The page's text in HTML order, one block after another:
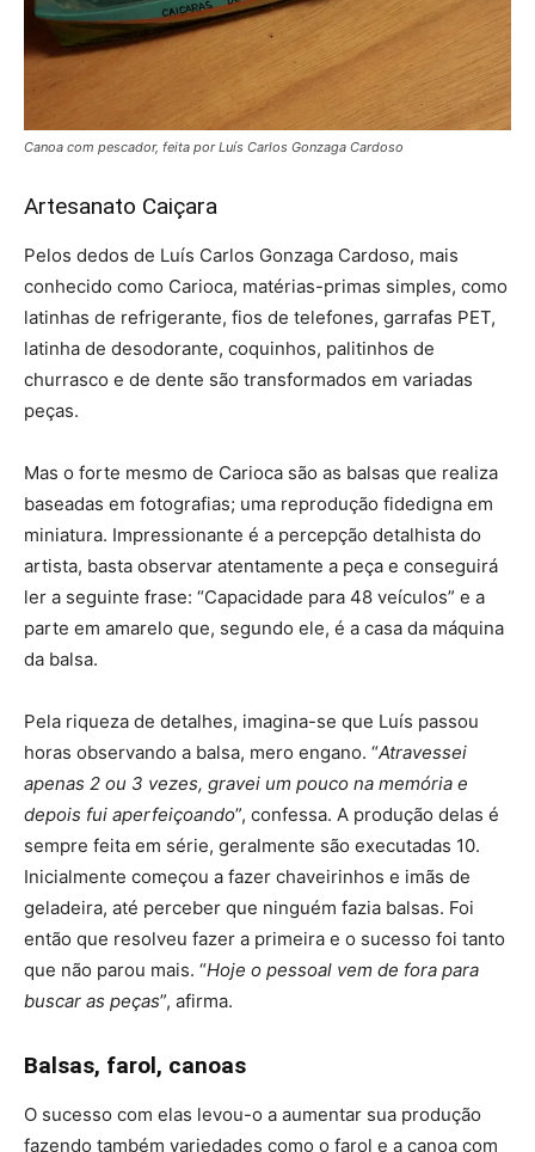
Canoa com pescador, feita por Luís Carlos Gonzaga Cardoso
Artesanato Caiçara
Pelos dedos de Luís Carlos Gonzaga Cardoso, mais
conhecido como Carioca, matérias-primas simples, como
latinhas de refrigerante, fios de telefones, garrafas PET,
latinha de desodorante, coquinhos, palitinhos de
churrasco e de dente são transformados em variadas
peças.
Mas o forte mesmo de Carioca são as balsas que realiza
baseadas em fotografias; uma reprodução fidedigna em
miniatura. Impressionante é a percepção detalhista do
artista, basta observar atentamente a peça e conseguirá
ler a seguinte frase: “Capacidade para 48 veículos” e a
parte em amarelo que, segundo ele, é a casa da máquina
da balsa.
Pela riqueza de detalhes, imagina-se que Luís passou
horas observando a balsa, mero engano. “Atravessei
apenas 2 ou 3 vezes, gravei um pouco na memória e
depois fui aperfeiçoando”, confessa. A produção delas é
sempre feita em série, geralmente são executadas 10.
Inicialmente começou a fazer chaveirinhos e imãs de
geladeira, até perceber que ninguém fazia balsas. Foi
então que resolveu fazer a primeira e o sucesso foi tanto
que não parou mais. “Hoje o pessoal vem de fora para
buscar as peças”, afirma.
Balsas, farol, canoas
O sucesso com elas levou-o a aumentar sua produção
fazendo também variedades como o farol e a canoa com